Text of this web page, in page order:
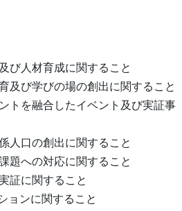
び人材育成に関すること
及び学びの場の創出に関すること
トを融合したイベント及び実証事
人口の創出に関すること
題への対応に関すること
証に関すること
ョンに関すること